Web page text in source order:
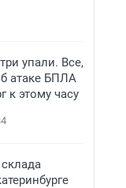
упали. Все,
атаке БПЛА
к этому часу